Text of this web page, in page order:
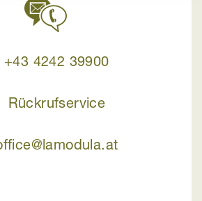
+43 4242 39900
Rückrufservice